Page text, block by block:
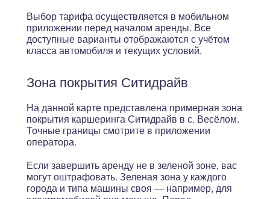
Выбор тарифа осуществляется в мобильном
приложении перед началом аренды. Все
доступные варианты отображаются с учётом
класса автомобиля и текущих условий.
Зона покрытия Ситидрайв
На данной карте представлена примерная зона
покрытия каршеринга Ситидрайв в с. Весёлом.
Точные границы смотрите в приложении
оператора.
Если завершить аренду не в зеленой зоне, вас
могут оштрафовать. Зеленая зона у каждого
города и типа машины своя — например, для